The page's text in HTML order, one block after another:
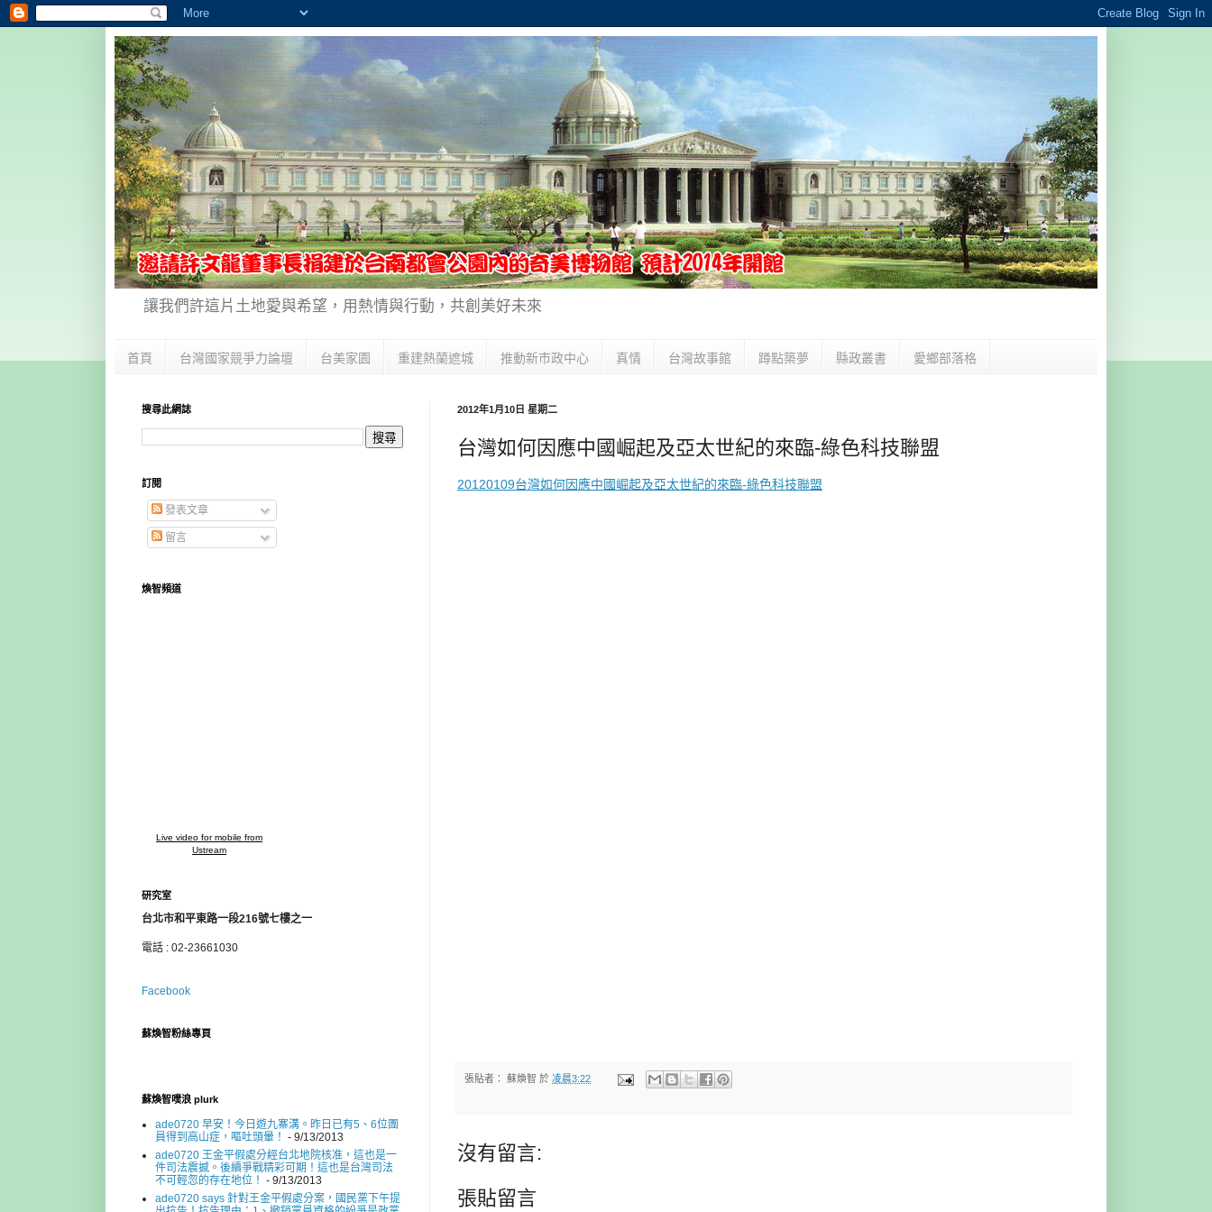
讓我們許這片土地愛與希望，用熱情與行動，共創美好未來
首頁 台灣國家競爭力論壇 台美家園 重建熱蘭遮城 推動新市政中心 真情 台灣故事館 蹲點築夢 縣政叢書 愛鄉部落格
2012年1月10日 星期二
台灣如何因應中國崛起及亞太世紀的來臨-綠色科技聯盟
20120109台灣如何因應中國崛起及亞太世紀的來臨-綠色科技聯盟
張貼者： 蘇煥智 於 凌晨3:22
沒有留言:
張貼留言
搜尋此網誌
訂閱
發表文章
留言
煥智頻道
Live video for mobile from
Ustream
研究室
台北市和平東路一段216號七樓之一
電話 : 02-23661030
Facebook
蘇煥智粉絲專頁
蘇煥智噗浪 plurk
ade0720 早安！今日遊九寨溝。昨日已有5、6位團
員得到高山症，嘔吐頭暈！ - 9/13/2013
ade0720 王金平假處分經台北地院核准，這也是一
件司法震撼。後續爭戰精彩可期！這也是台灣司法
不可輕忽的存在地位！ - 9/13/2013
ade0720 says 針對王金平假處分案，國民黨下午提